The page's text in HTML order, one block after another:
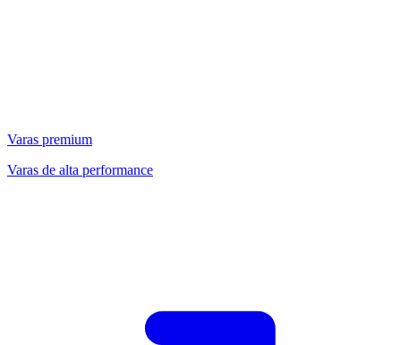
Varas premium
Varas de alta performance